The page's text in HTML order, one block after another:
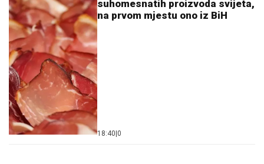
suhomesnatih proizvoda svijeta,
na prvom mjestu ono iz BiH
18:40 0